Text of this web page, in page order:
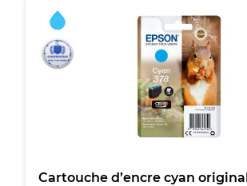
378XL
-
C13T37944010
Cartouche d’encre cyan